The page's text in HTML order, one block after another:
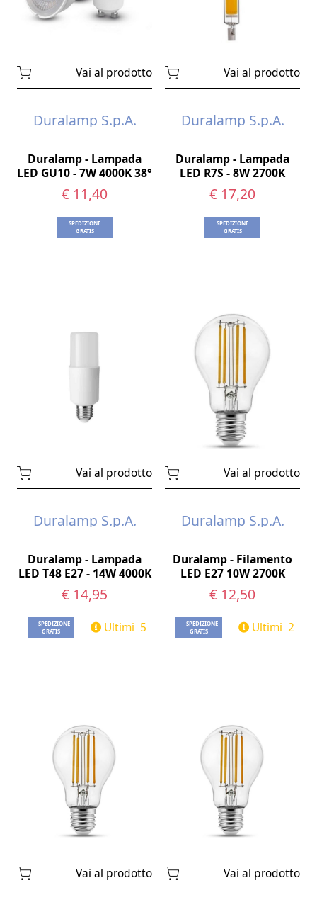
Vai al prodotto
Duralamp S.p.A.
Duralamp - Lampada
LED GU10 - 7W 4000K 38°
€ 11,40
SPEDIZIONE
GRATIS
Vai al prodotto
Duralamp S.p.A.
Duralamp - Lampada
LED R7S - 8W 2700K
€ 17,20
SPEDIZIONE
GRATIS
Vai al prodotto
Duralamp S.p.A.
Duralamp - Lampada
LED T48 E27 - 14W 4000K
€ 14,95
SPEDIZIONE
GRATIS
Ultimi 5
Vai al prodotto
Duralamp S.p.A.
Duralamp - Filamento
LED E27 10W 2700K
€ 12,50
SPEDIZIONE
GRATIS
Ultimi 2
Vai al prodotto Vai al prodotto